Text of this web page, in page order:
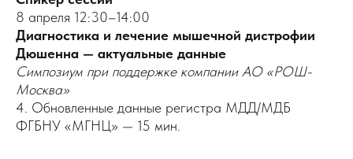
8 апреля 12:30–14:00
Диагностика и лечение мышечной дистрофии
Дюшенна — актуальные данные
Симпозиум при поддержке компании АО «РОШ-
Москва»
4. Обновленные данные регистра МДД/МДБ
ФГБНУ «МГНЦ» — 15 мин.